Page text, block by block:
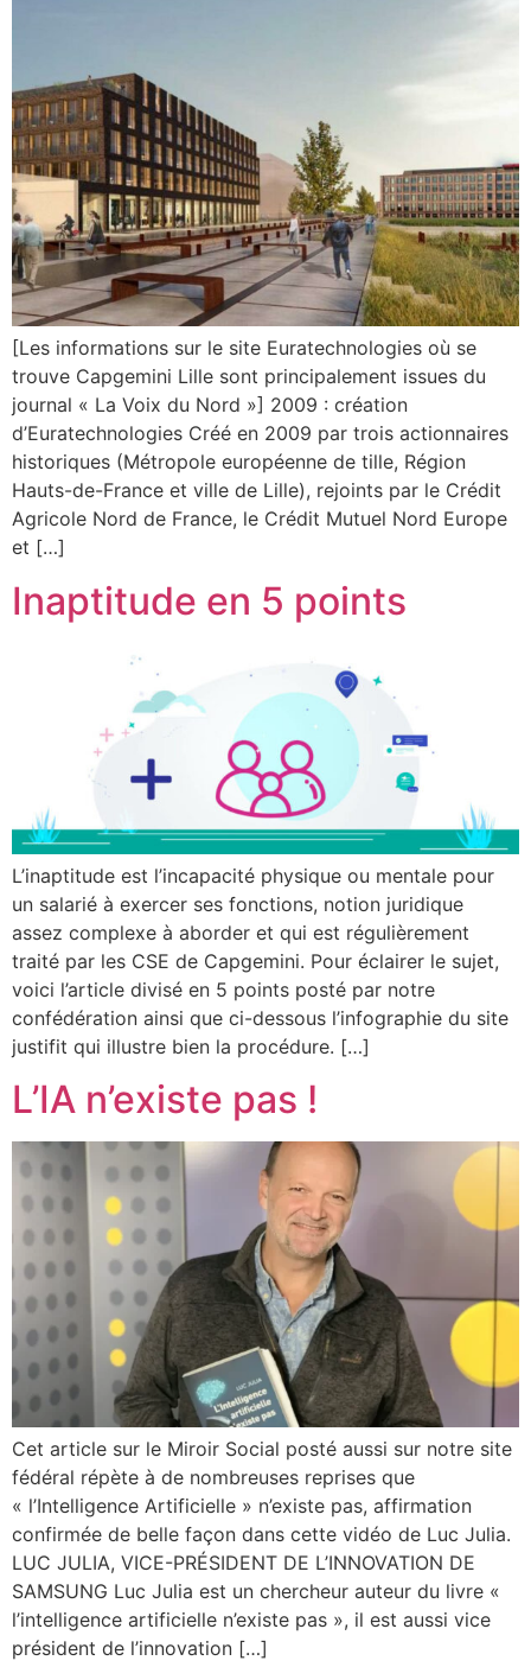
[Les informations sur le site Euratechnologies où se
trouve Capgemini Lille sont principalement issues du
journal « La Voix du Nord »] 2009 : création
d’Euratechnologies Créé en 2009 par trois actionnaires
historiques (Métropole européenne de tille, Région
Hauts-de-France et ville de Lille), rejoints par le Crédit
Agricole Nord de France, le Crédit Mutuel Nord Europe
et […]
Inaptitude en 5 points
L’inaptitude est l’incapacité physique ou mentale pour
un salarié à exercer ses fonctions, notion juridique
assez complexe à aborder et qui est régulièrement
traité par les CSE de Capgemini. Pour éclairer le sujet,
voici l’article divisé en 5 points posté par notre
confédération ainsi que ci-dessous l’infographie du site
justifit qui illustre bien la procédure. […]
L’IA n’existe pas !
Cet article sur le Miroir Social posté aussi sur notre site
fédéral répète à de nombreuses reprises que
« l’Intelligence Artificielle » n’existe pas, affirmation
confirmée de belle façon dans cette vidéo de Luc Julia.
LUC JULIA, VICE-PRÉSIDENT DE L’INNOVATION DE
SAMSUNG Luc Julia est un chercheur auteur du livre «
l’intelligence artificielle n’existe pas », il est aussi vice
président de l’innovation […]